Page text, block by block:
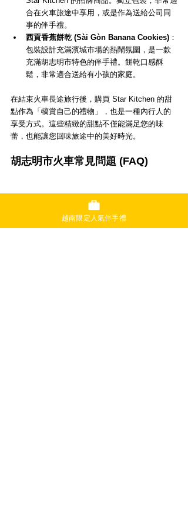
合在火車旅途中享用，或是作為送給公司同
事的伴手禮。
西貢香蕉餅乾 (Sài Gòn Banana Cookies) ：
包裝設計充滿濱城市場的熱鬧氛圍，是一款
充滿胡志明市特色的伴手禮。餅乾口感酥
鬆，非常適合送給有小孩的家庭。
在結束火車長途旅行後，購買 Star Kitchen 的甜
點作為「犒賞自己的禮物」，也是一種內行人的
享受方式。這些精緻的甜點不僅能滿足您的味
蕾，也能讓您回味旅途中的美好時光。
胡志明市火車常見問題 (FAQ)
越南限定人氣伴手禮